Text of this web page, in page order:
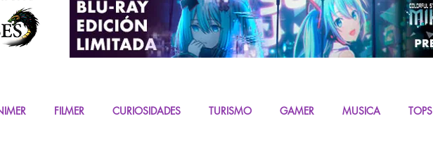
FILMER CURIOSIDADES TURISMO GAMER MUSICA TOPS